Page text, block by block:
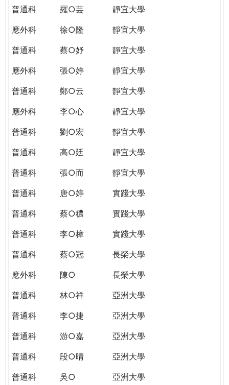
普通科
羅○芸
靜宜大學
應外科
徐○隆
靜宜大學
普通科
蔡○妤
靜宜大學
應外科
張○婷
靜宜大學
普通科
鄭○云
靜宜大學
應外科
李○心
靜宜大學
普通科
劉○宏
靜宜大學
普通科
高○廷
靜宜大學
普通科
張○而
靜宜大學
普通科
唐○婷
實踐大學
普通科
蔡○穠
實踐大學
普通科
李○樟
實踐大學
普通科
蔡○冠
長榮大學
應外科
陳○
長榮大學
普通科
林○祥
亞洲大學
普通科
李○捷
亞洲大學
普通科
游○嘉
亞洲大學
普通科
段○晴
亞洲大學
普通科
吳○ 亞洲大學